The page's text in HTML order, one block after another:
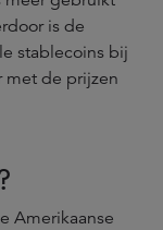
is de
stablecoins bij
met de prijzen
Amerikaanse